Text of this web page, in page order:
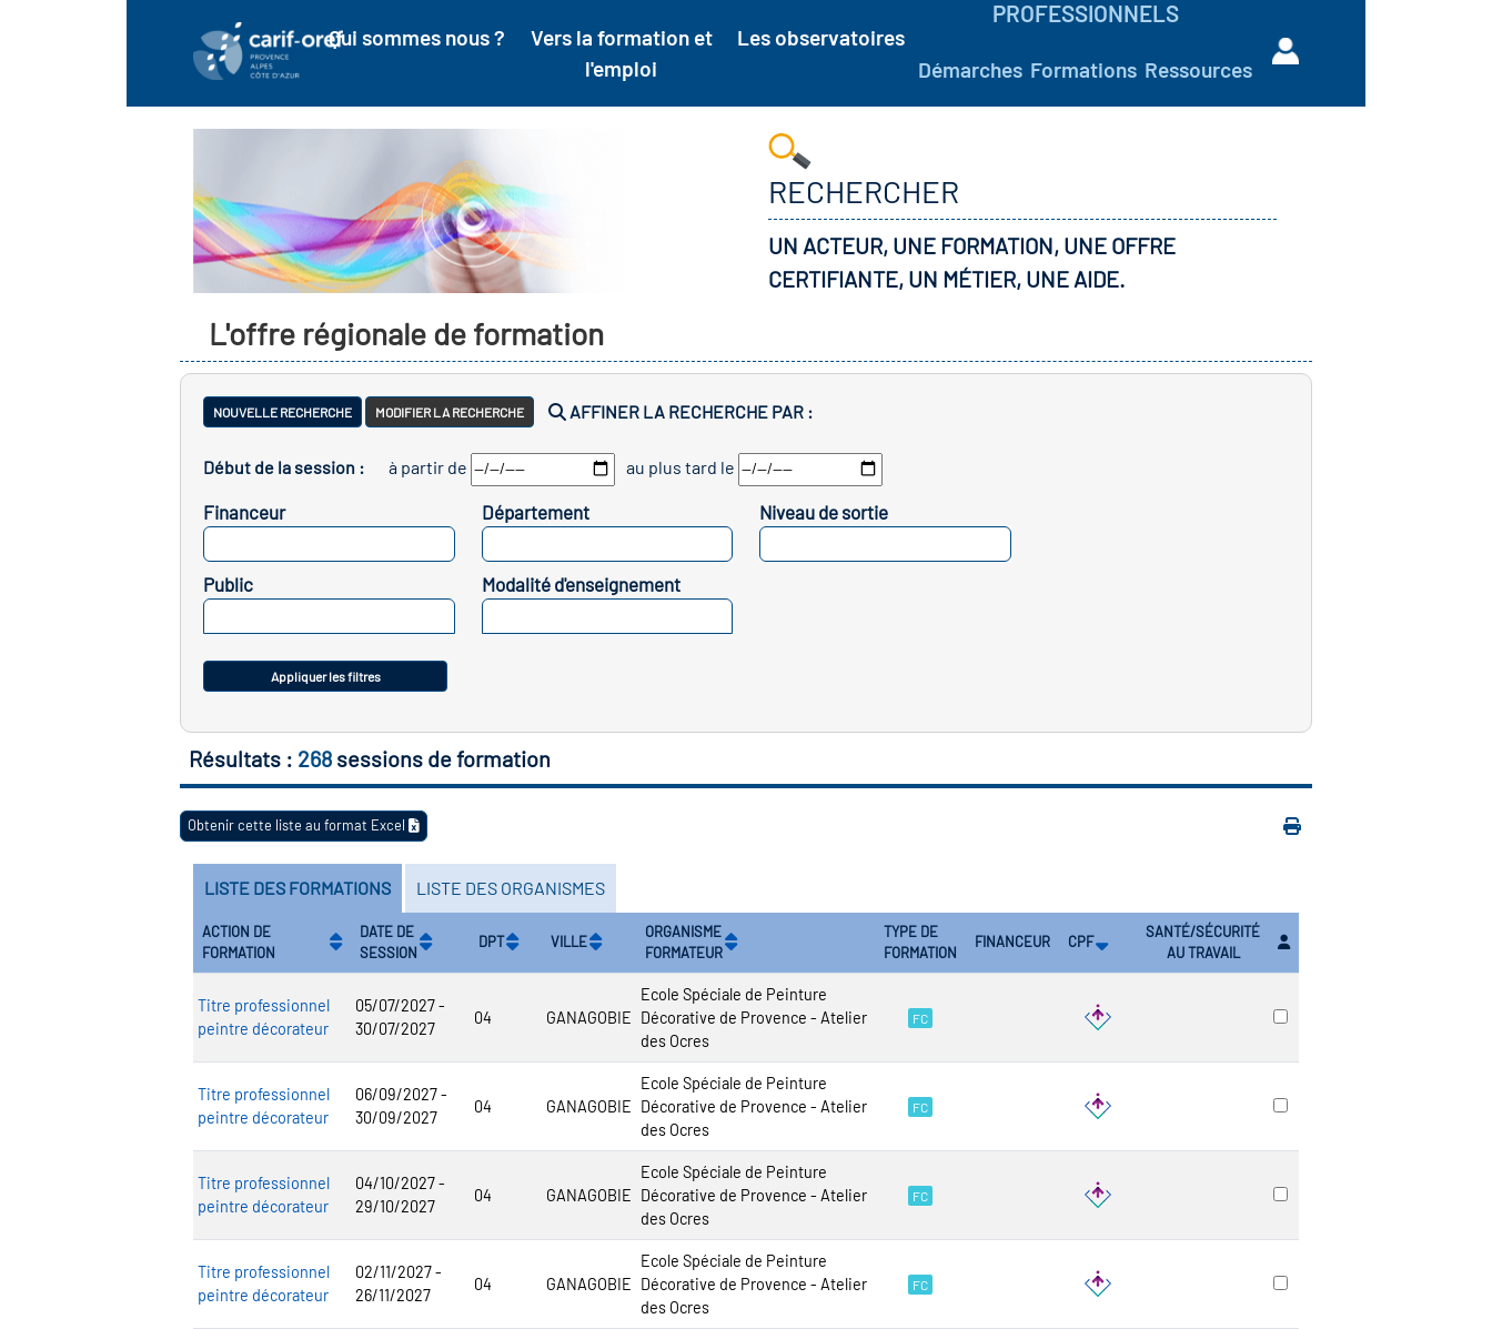
Qui sommes nous ?
Vers la formation et
l'emploi
Les observatoires
PROFESSIONNELS
Démarches Formations Ressources
RECHERCHER
UN ACTEUR, UNE FORMATION, UNE OFFRE
CERTIFIANTE, UN MÉTIER, UNE AIDE.
L'offre régionale de formation
NOUVELLE RECHERCHE MODIFIER LA RECHERCHE AFFINER LA RECHERCHE PAR :
Début de la session : à partir de au plus tard le
Financeur Département Niveau de sortie
Public Modalité d'enseignement
Appliquer les filtres
Résultats : 268 sessions de formation
Obtenir cette liste au format Excel
LISTE DES FORMATIONS LISTE DES ORGANISMES
ACTION DE
FORMATION
DATE DE
SESSION
DPT VILLE
ORGANISME
FORMATEUR
TYPE DE
FORMATION
FINANCEUR CPF
SANTÉ/SÉCURITÉ
AU TRAVAIL
Titre professionnel
peintre décorateur
05/07/2027 -
30/07/2027
04 GANAGOBIE
Ecole Spéciale de Peinture
Décorative de Provence - Atelier
des Ocres
FC
Titre professionnel
peintre décorateur
06/09/2027 -
30/09/2027
04 GANAGOBIE
Ecole Spéciale de Peinture
Décorative de Provence - Atelier
des Ocres
FC
Titre professionnel
peintre décorateur
04/10/2027 -
29/10/2027
04 GANAGOBIE
Ecole Spéciale de Peinture
Décorative de Provence - Atelier
des Ocres
FC
Titre professionnel
peintre décorateur
02/11/2027 -
26/11/2027
04 GANAGOBIE
Ecole Spéciale de Peinture
Décorative de Provence - Atelier
des Ocres
FC